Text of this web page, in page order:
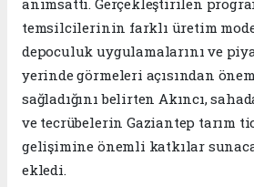
anımsattı. Gerçekleştirilen
temsilcilerinin farklı üretim
depoculuk uygulamalarını ve
yerinde görmeleri açısından
sağladığını belirten Akıncı,
ve tecrübelerin Gaziantep tarım
gelişimine önemli katkılar
ekledi.